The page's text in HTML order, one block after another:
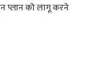
प्लान को लागू करने